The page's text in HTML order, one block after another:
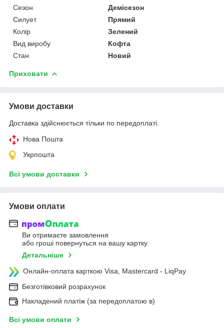
Сезон
Демісезон
Силует
Прямий
Колір
Зелений
Вид виробу
Кофта
Стан
Новий
Приховати
Умови доставки
Доставка здійснюється тільки по передоплаті.
Нова Пошта
Укрпошта
Всі умови доставки
Умови оплати
Ви отримаєте замовлення
або гроші повернуться на вашу картку
Детальніше
Онлайн-оплата карткою Visa, Mastercard - LiqPay
Безготівковий розрахунок
Накладений платіж (за передоплатою в)
Всі умови оплати